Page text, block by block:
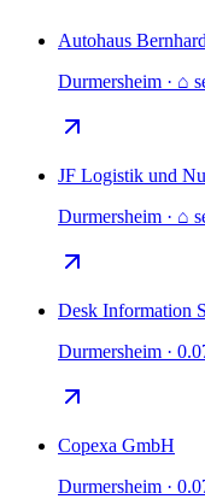
Autohaus
Durmersheim · ⌂
JF Logistik und
Durmersheim · ⌂
Desk Information
Durmersheim ·
Copexa GmbH
Durmersheim ·